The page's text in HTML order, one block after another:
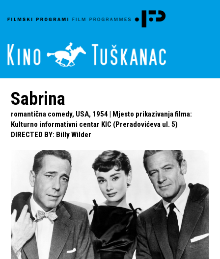
Sabrina
romantična comedy, USA, 1954 | Mjesto prikazivanja filma:
Kulturno informativni centar KIC (Preradovićeva ul. 5)
DIRECTED BY: Billy Wilder